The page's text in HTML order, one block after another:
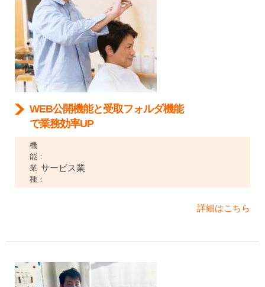
WEB公開機能と受取フォルダ機能
で業務効率UP
機
能：
業
種：
サービス業
詳細はこちら